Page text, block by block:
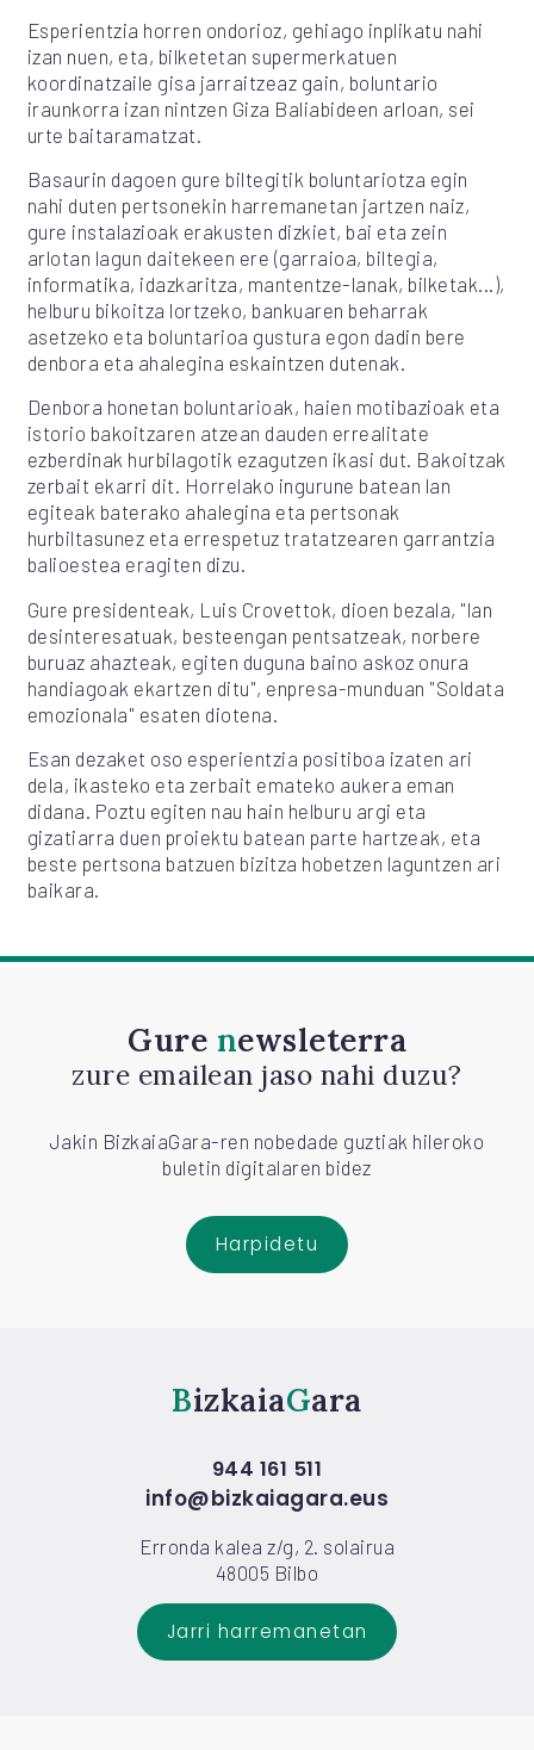
Esperientzia horren ondorioz, gehiago inplikatu nahi
izan nuen, eta, bilketetan supermerkatuen
koordinatzaile gisa jarraitzeaz gain, boluntario
iraunkorra izan nintzen Giza Baliabideen arloan, sei
urte baitaramatzat.
Basaurin dagoen gure biltegitik boluntariotza egin
nahi duten pertsonekin harremanetan jartzen naiz,
gure instalazioak erakusten dizkiet, bai eta zein
arlotan lagun daitekeen ere (garraioa, biltegia,
informatika, idazkaritza, mantentze-lanak, bilketak...),
helburu bikoitza lortzeko, bankuaren beharrak
asetzeko eta boluntarioa gustura egon dadin bere
denbora eta ahalegina eskaintzen dutenak.
Denbora honetan boluntarioak, haien motibazioak eta
istorio bakoitzaren atzean dauden errealitate
ezberdinak hurbilagotik ezagutzen ikasi dut. Bakoitzak
zerbait ekarri dit. Horrelako ingurune batean lan
egiteak baterako ahalegina eta pertsonak
hurbiltasunez eta errespetuz tratatzearen garrantzia
balioestea eragiten dizu.
Gure presidenteak, Luis Crovettok, dioen bezala, "lan
desinteresatuak, besteengan pentsatzeak, norbere
buruaz ahazteak, egiten duguna baino askoz onura
handiagoak ekartzen ditu", enpresa-munduan "Soldata
emozionala" esaten diotena.
Esan dezaket oso esperientzia positiboa izaten ari
dela, ikasteko eta zerbait emateko aukera eman
didana. Poztu egiten nau hain helburu argi eta
gizatiarra duen proiektu batean parte hartzeak, eta
beste pertsona batzuen bizitza hobetzen laguntzen ari
baikara.
Gure newsleterra
zure emailean jaso nahi duzu?
Jakin BizkaiaGara-ren nobedade guztiak hileroko
buletin digitalaren bidez
Harpidetu
Bizkaia Gara
944 161 511
info@bizkaiagara.eus
Erronda kalea z/g, 2. solairua
48005 Bilbo
Jarri harremanetan